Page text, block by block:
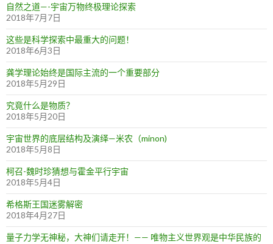
自然之道—-宇宙万物终极理论探索
2018年7月7日
这些是科学探索中最重大的问题！
2018年6月3日
龚学理论始终是国际主流的一个重要部分
2018年5月29日
究竟什么是物质？
2018年5月20日
宇宙世界的底层结构及演绎—米农（minon)
2018年5月8日
柯召-魏时珍猜想与霍金平行宇宙
2018年5月4日
希格斯王国迷雾解密
2018年4月27日
量子力学无神秘，大神们请走开！—— 唯物主义世界观是中华民族的